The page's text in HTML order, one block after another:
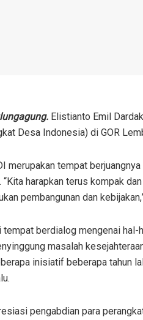
Elistianto Emil
Desa Indonesia) di GOR
merupakan tempat
harapkan terus kompak
pembangunan dan
tempat berdialog mengenai
masalah
inisiatif beberapa tahun
pengabdian para